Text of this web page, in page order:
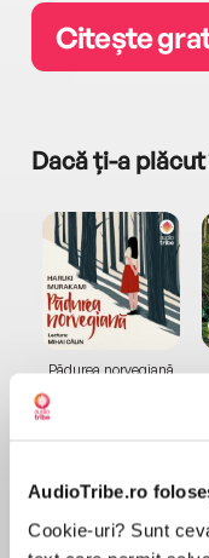
AudioTribe.ro
Cookie-uri? Sunt
Citește
Dacă ți-a
Pădurea norvegiană